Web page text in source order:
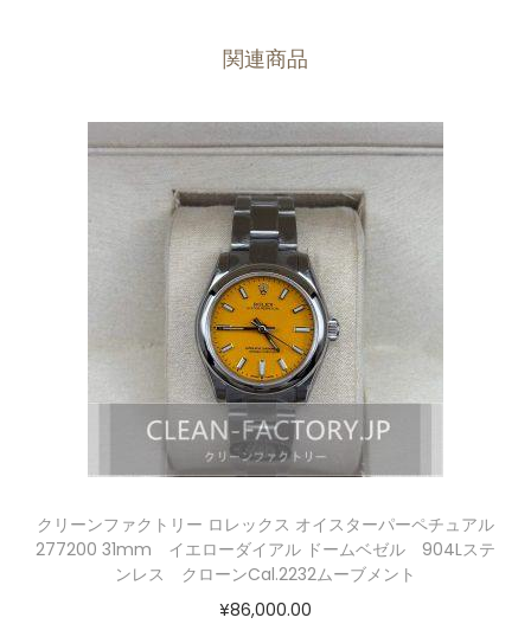
関連商品
クリーンファクトリー ロレックス オイスターパーペチュアル
277200 31mm イエローダイアル ドームベゼル 904Lステ
ンレス クローンCal.2232ムーブメント
¥86,000.00